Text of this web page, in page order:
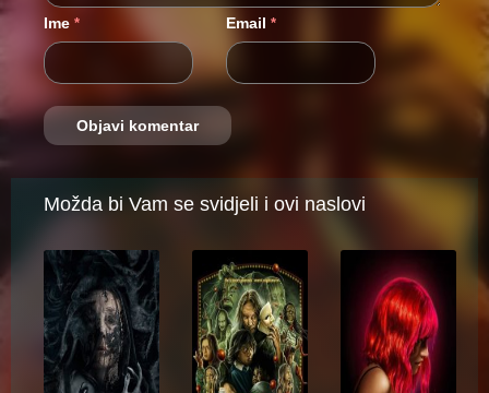
Ime * Email *
Možda bi Vam se svidjeli i ovi naslovi